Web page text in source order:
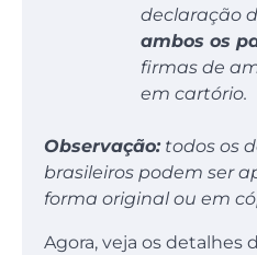
declaração
ambos os
firmas de
em cartório.
Observação:todos os
brasileiros podem ser
forma original ou em
Agora, veja os detalhes